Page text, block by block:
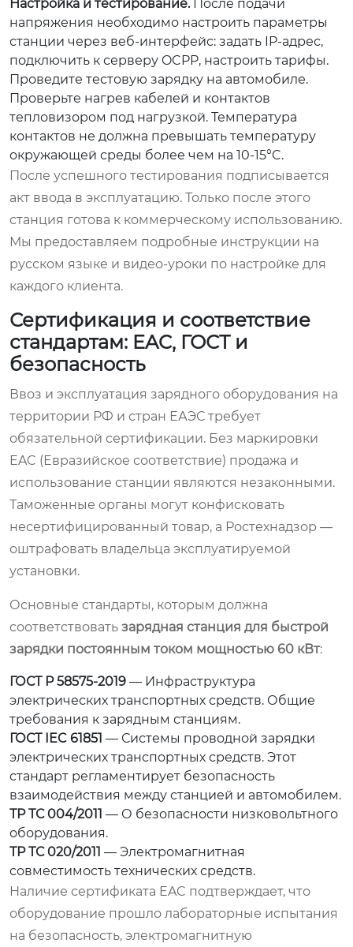
Настройка и тестирование.После подачи
напряжения необходимо настроить параметры
станции через веб-интерфейс: задать IP-адрес,
подключить к серверу OCPP, настроить тарифы.
Проведите тестовую зарядку на автомобиле.
Проверьте нагрев кабелей и контактов
тепловизором под нагрузкой. Температура
контактов не должна превышать температуру
окружающей среды более чем на 10-15°C.
После успешного тестирования подписывается
акт ввода в эксплуатацию. Только после этого
станция готова к коммерческому использованию.
Мы предоставляем подробные инструкции на
русском языке и видео-уроки по настройке для
каждого клиента.
Сертификация и соответствие
стандартам: EAC, ГОСТ и
безопасность
Ввоз и эксплуатация зарядного оборудования на
территории РФ и стран ЕАЭС требует
обязательной сертификации. Без маркировки
EAC (Евразийское соответствие) продажа и
использование станции являются незаконными.
Таможенные органы могут конфисковать
несертифицированный товар, а Ростехнадзор —
оштрафовать владельца эксплуатируемой
установки.
Основные стандарты, которым должна
соответствовать зарядная станция для быстрой
зарядки постоянным током мощностью 60 кВт:
ГОСТ Р 58575-2019 — Инфраструктура
электрических транспортных средств. Общие
требования к зарядным станциям.
ГОСТ IEC 61851 — Системы проводной зарядки
электрических транспортных средств. Этот
стандарт регламентирует безопасность
взаимодействия между станцией и автомобилем.
ТР ТС 004/2011 — О безопасности низковольтного
оборудования.
ТР ТС 020/2011 — Электромагнитная
совместимость технических средств.
Наличие сертификата EAC подтверждает, что
оборудование прошло лабораторные испытания
на безопасность, электромагнитную